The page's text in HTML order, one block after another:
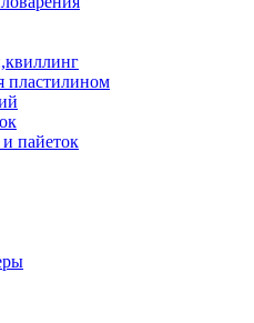
пластилином
пайеток